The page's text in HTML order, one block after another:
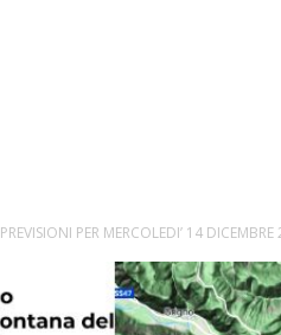
PREVISIONI PER MERCOLEDI’ 14